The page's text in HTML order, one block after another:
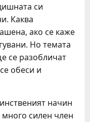
си
Каква
ако се каже
Но темата
се разобличат
обеси и
начин
силен член